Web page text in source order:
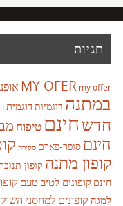
תגיות
MY OFER my offer
במתנה דוגמיותדוגמית
חדשחינם טיפוח
חינם סופר-פארם סקירה
קופון מתנה קופון
חינם קופונים לטיב טעם
למגה קופונים למחסני השוק